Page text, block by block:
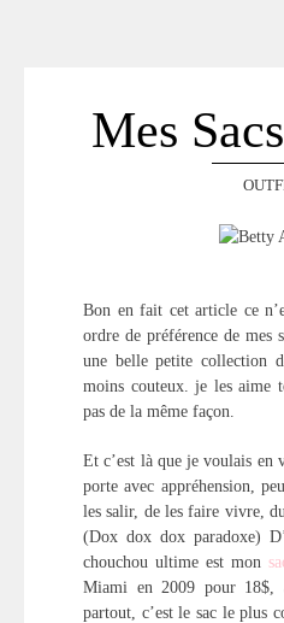
Mes
Bon en fait cet article ce
ordre de préférence de mes
une belle petite collection
moins couteux. je les aime
pas de la même façon.
Et c’est là que je voulais en
porte avec appréhension,
les salir, de les faire vivre,
(Dox dox dox paradoxe)
chouchou ultime est mon
Miami en 2009 pour
partout, c’est le sac le plus